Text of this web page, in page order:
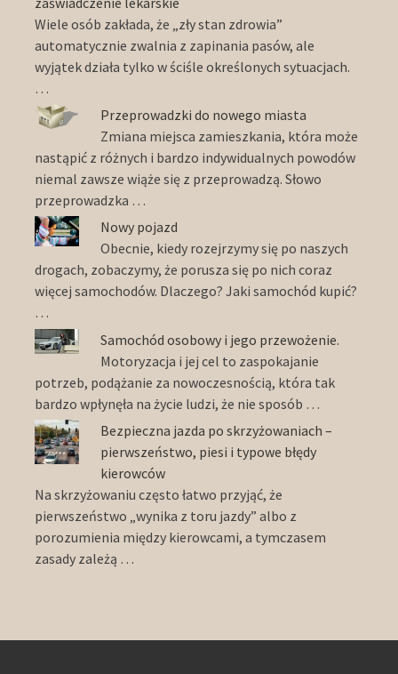
Wiele osób zakłada, że „zły stan zdrowia”
automatycznie zwalnia z zapinania pasów, ale
wyjątek działa tylko w ściśle określonych sytuacjach.
…
Przeprowadzki do nowego miasta
Zmiana miejsca zamieszkania, która może
nastąpić z różnych i bardzo indywidualnych powodów
niemal zawsze wiąże się z przeprowadzą. Słowo
przeprowadzka …
Nowy pojazd
Obecnie, kiedy rozejrzymy się po naszych
drogach, zobaczymy, że porusza się po nich coraz
więcej samochodów. Dlaczego? Jaki samochód kupić?
…
Samochód osobowy i jego przewożenie.
Motoryzacja i jej cel to zaspokajanie
potrzeb, podążanie za nowoczesnością, która tak
bardzo wpłynęła na życie ludzi, że nie sposób …
Bezpieczna jazda po skrzyżowaniach –
pierwszeństwo, piesi i typowe błędy
kierowców
Na skrzyżowaniu często łatwo przyjąć, że
pierwszeństwo „wynika z toru jazdy” albo z
porozumienia między kierowcami, a tymczasem
zasady zależą …